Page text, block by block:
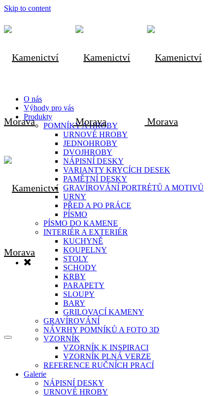
Skip to content
O nás
Výhody pro vás
Produkty
POMNÍKY A HROBY
URNOVÉ HROBY
JEDNOHROBY
DVOJHROBY
NÁPISNÍ DESKY
VARIANTY KRYCÍCH DESEK
PAMĚTNÍ DESKY
GRAVÍROVÁNÍ PORTRÉTŮ A MOTIVŮ
URNY
PŘED A PO PRÁCE
PÍSMO
PÍSMO DO KAMENE
INTERIÉR A EXTERIÉR
KUCHYNĚ
KOUPELNY
STOLY
SCHODY
KRBY
PARAPETY
SLOUPY
BARY
GRILOVACÍ KAMENY
GRAVÍROVÁNÍ
NÁVRHY POMNÍKŮ A FOTO 3D
VZORNÍK
VZORNÍK K INSPIRACI
VZORNÍK PLNÁ VERZE
REFERENCE RUČNÍCH PRACÍ
Galerie
NÁPISNÍ DESKY
URNOVÉ HROBY